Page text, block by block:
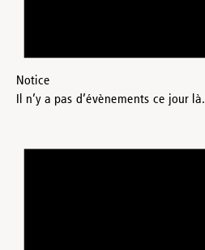
Notice
Il n’y a pas d’évènements ce jour là.